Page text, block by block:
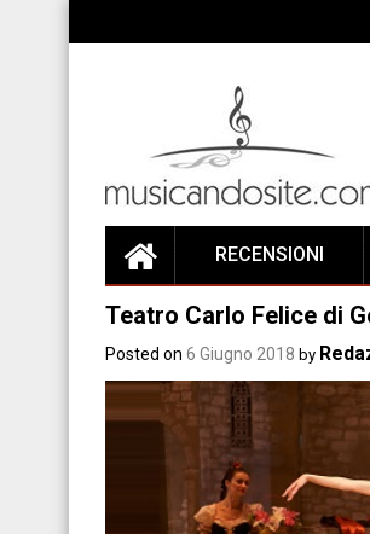
RECENSIONI
Teatro Carlo Felice di
Posted on 6 Giugno 2018 by